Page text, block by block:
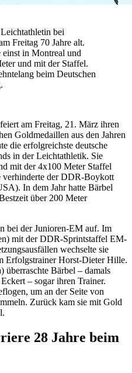
bei
Freitag 70 Jahre alt.
in Montreal und
und mit der Staffel.
beim Deutschen
am Freitag, 21. März ihren
Goldmedaillen aus den Jahren
die erfolgreichste deutsche
in der Leichtathletik. Sie
mit der 4x100 Meter Staffel
verhinderte der DDR-Boykott
In dem Jahr hatte Bärbel
über 200 Meter
bei der Junioren-EM auf. Im
mit der DDR-Sprintstaffel EM-
wechselte sie
Erfolgstrainer Horst-Dieter Hille.
Bärbel – damals
– sogar ihren Trainer.
um an der Seite von
Zurück kam sie mit Gold
28 Jahre beim